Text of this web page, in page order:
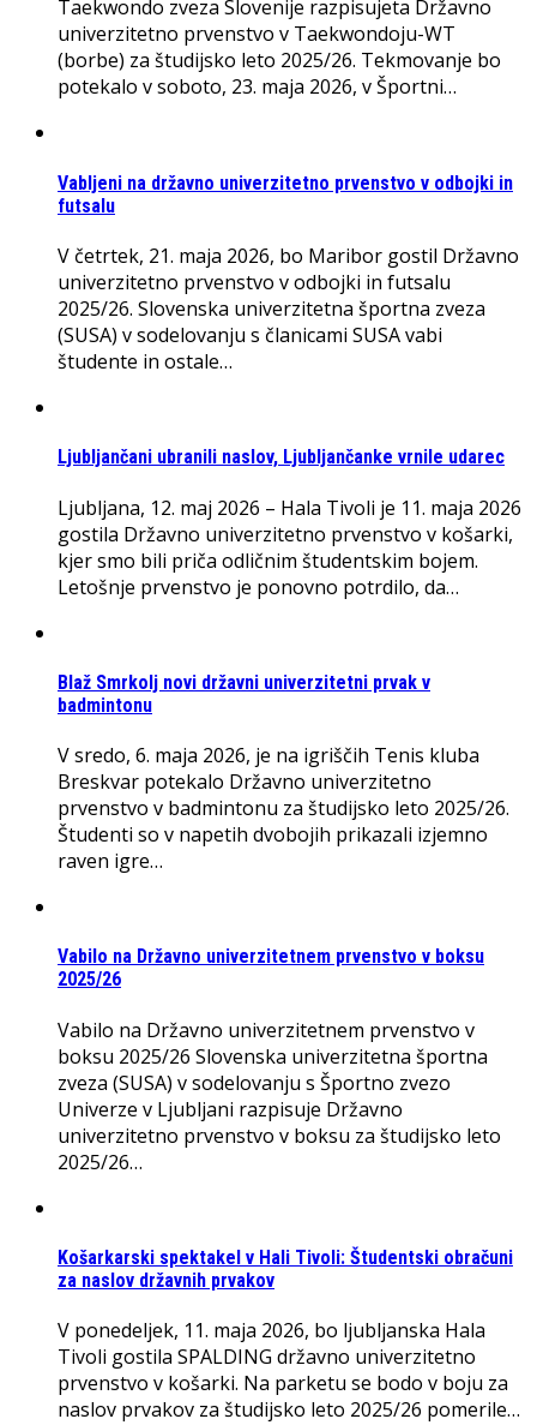
Taekwondo zveza Slovenije razpisujeta Državno
univerzitetno prvenstvo v Taekwondoju-WT
(borbe) za študijsko leto 2025/26. Tekmovanje bo
potekalo v soboto, 23. maja 2026, v Športni…
Vabljeni na državno univerzitetno prvenstvo v odbojki in
futsalu
V četrtek, 21. maja 2026, bo Maribor gostil Državno
univerzitetno prvenstvo v odbojki in futsalu
2025/26. Slovenska univerzitetna športna zveza
(SUSA) v sodelovanju s članicami SUSA vabi
študente in ostale…
Ljubljančani ubranili naslov, Ljubljančanke vrnile udarec
Ljubljana, 12. maj 2026 – Hala Tivoli je 11. maja 2026
gostila Državno univerzitetno prvenstvo v košarki,
kjer smo bili priča odličnim študentskim bojem.
Letošnje prvenstvo je ponovno potrdilo, da…
Blaž Smrkolj novi državni univerzitetni prvak v
badmintonu
V sredo, 6. maja 2026, je na igriščih Tenis kluba
Breskvar potekalo Državno univerzitetno
prvenstvo v badmintonu za študijsko leto 2025/26.
Študenti so v napetih dvobojih prikazali izjemno
raven igre…
Vabilo na Državno univerzitetnem prvenstvo v boksu
2025/26
Vabilo na Državno univerzitetnem prvenstvo v
boksu 2025/26 Slovenska univerzitetna športna
zveza (SUSA) v sodelovanju s Športno zvezo
Univerze v Ljubljani razpisuje Državno
univerzitetno prvenstvo v boksu za študijsko leto
2025/26…
Košarkarski spektakel v Hali Tivoli: Študentski obračuni
za naslov državnih prvakov
V ponedeljek, 11. maja 2026, bo ljubljanska Hala
Tivoli gostila SPALDING državno univerzitetno
prvenstvo v košarki. Na parketu se bodo v boju za
naslov prvakov za študijsko leto 2025/26 pomerile…